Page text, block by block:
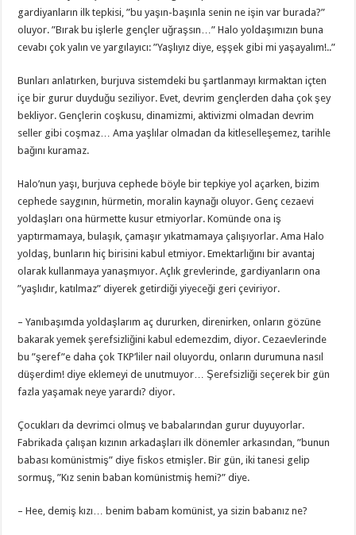
gardiyanların ilk tepkisi, ”bu yaşın-başınla senin ne işin var burada?”
oluyor. ”Bırak bu işlerle gençler uğraşsın…” Halo yoldaşımızın buna
cevabı çok yalın ve yargılayıcı: ”Yaşlıyız diye, eşşek gibi mi yaşayalım!..”
Bunları anlatırken, burjuva sistemdeki bu şartlanmayı kırmaktan içten
içe bir gurur duyduğu seziliyor. Evet, devrim gençlerden daha çok şey
bekliyor. Gençlerin coşkusu, dinamizmi, aktivizmi olmadan devrim
seller gibi coşmaz… Ama yaşlılar olmadan da kitleselleşemez, tarihle
bağını kuramaz.
Halo’nun yaşı, burjuva cephede böyle bir tepkiye yol açarken, bizim
cephede saygının, hürmetin, moralin kaynağı oluyor. Genç cezaevi
yoldaşları ona hürmette kusur etmiyorlar. Komünde ona iş
yaptırmamaya, bulaşık, çamaşır yıkatmamaya çalışıyorlar. Ama Halo
yoldaş, bunların hiç birisini kabul etmiyor. Emektarlığını bir avantaj
olarak kullanmaya yanaşmıyor. Açlık grevlerinde, gardiyanların ona
”yaşlıdır, katılmaz” diyerek getirdiği yiyeceği geri çeviriyor.
– Yanıbaşımda yoldaşlarım aç dururken, direnirken, onların gözüne
bakarak yemek şerefsizliğini kabul edemezdim, diyor. Cezaevlerinde
bu ”şeref”e daha çok TKP’liler nail oluyordu, onların durumuna nasıl
düşerdim! diye eklemeyi de unutmuyor… Şerefsizliği seçerek bir gün
fazla yaşamak neye yarardı? diyor.
Çocukları da devrimci olmuş ve babalarından gurur duyuyorlar.
Fabrikada çalışan kızının arkadaşları ilk dönemler arkasından, ”bunun
babası komünistmiş” diye fiskos etmişler. Bir gün, iki tanesi gelip
sormuş, ”Kız senin baban komünistmiş hemi?” diye.
– Hee, demiş kızı… benim babam komünist, ya sizin babanız ne?